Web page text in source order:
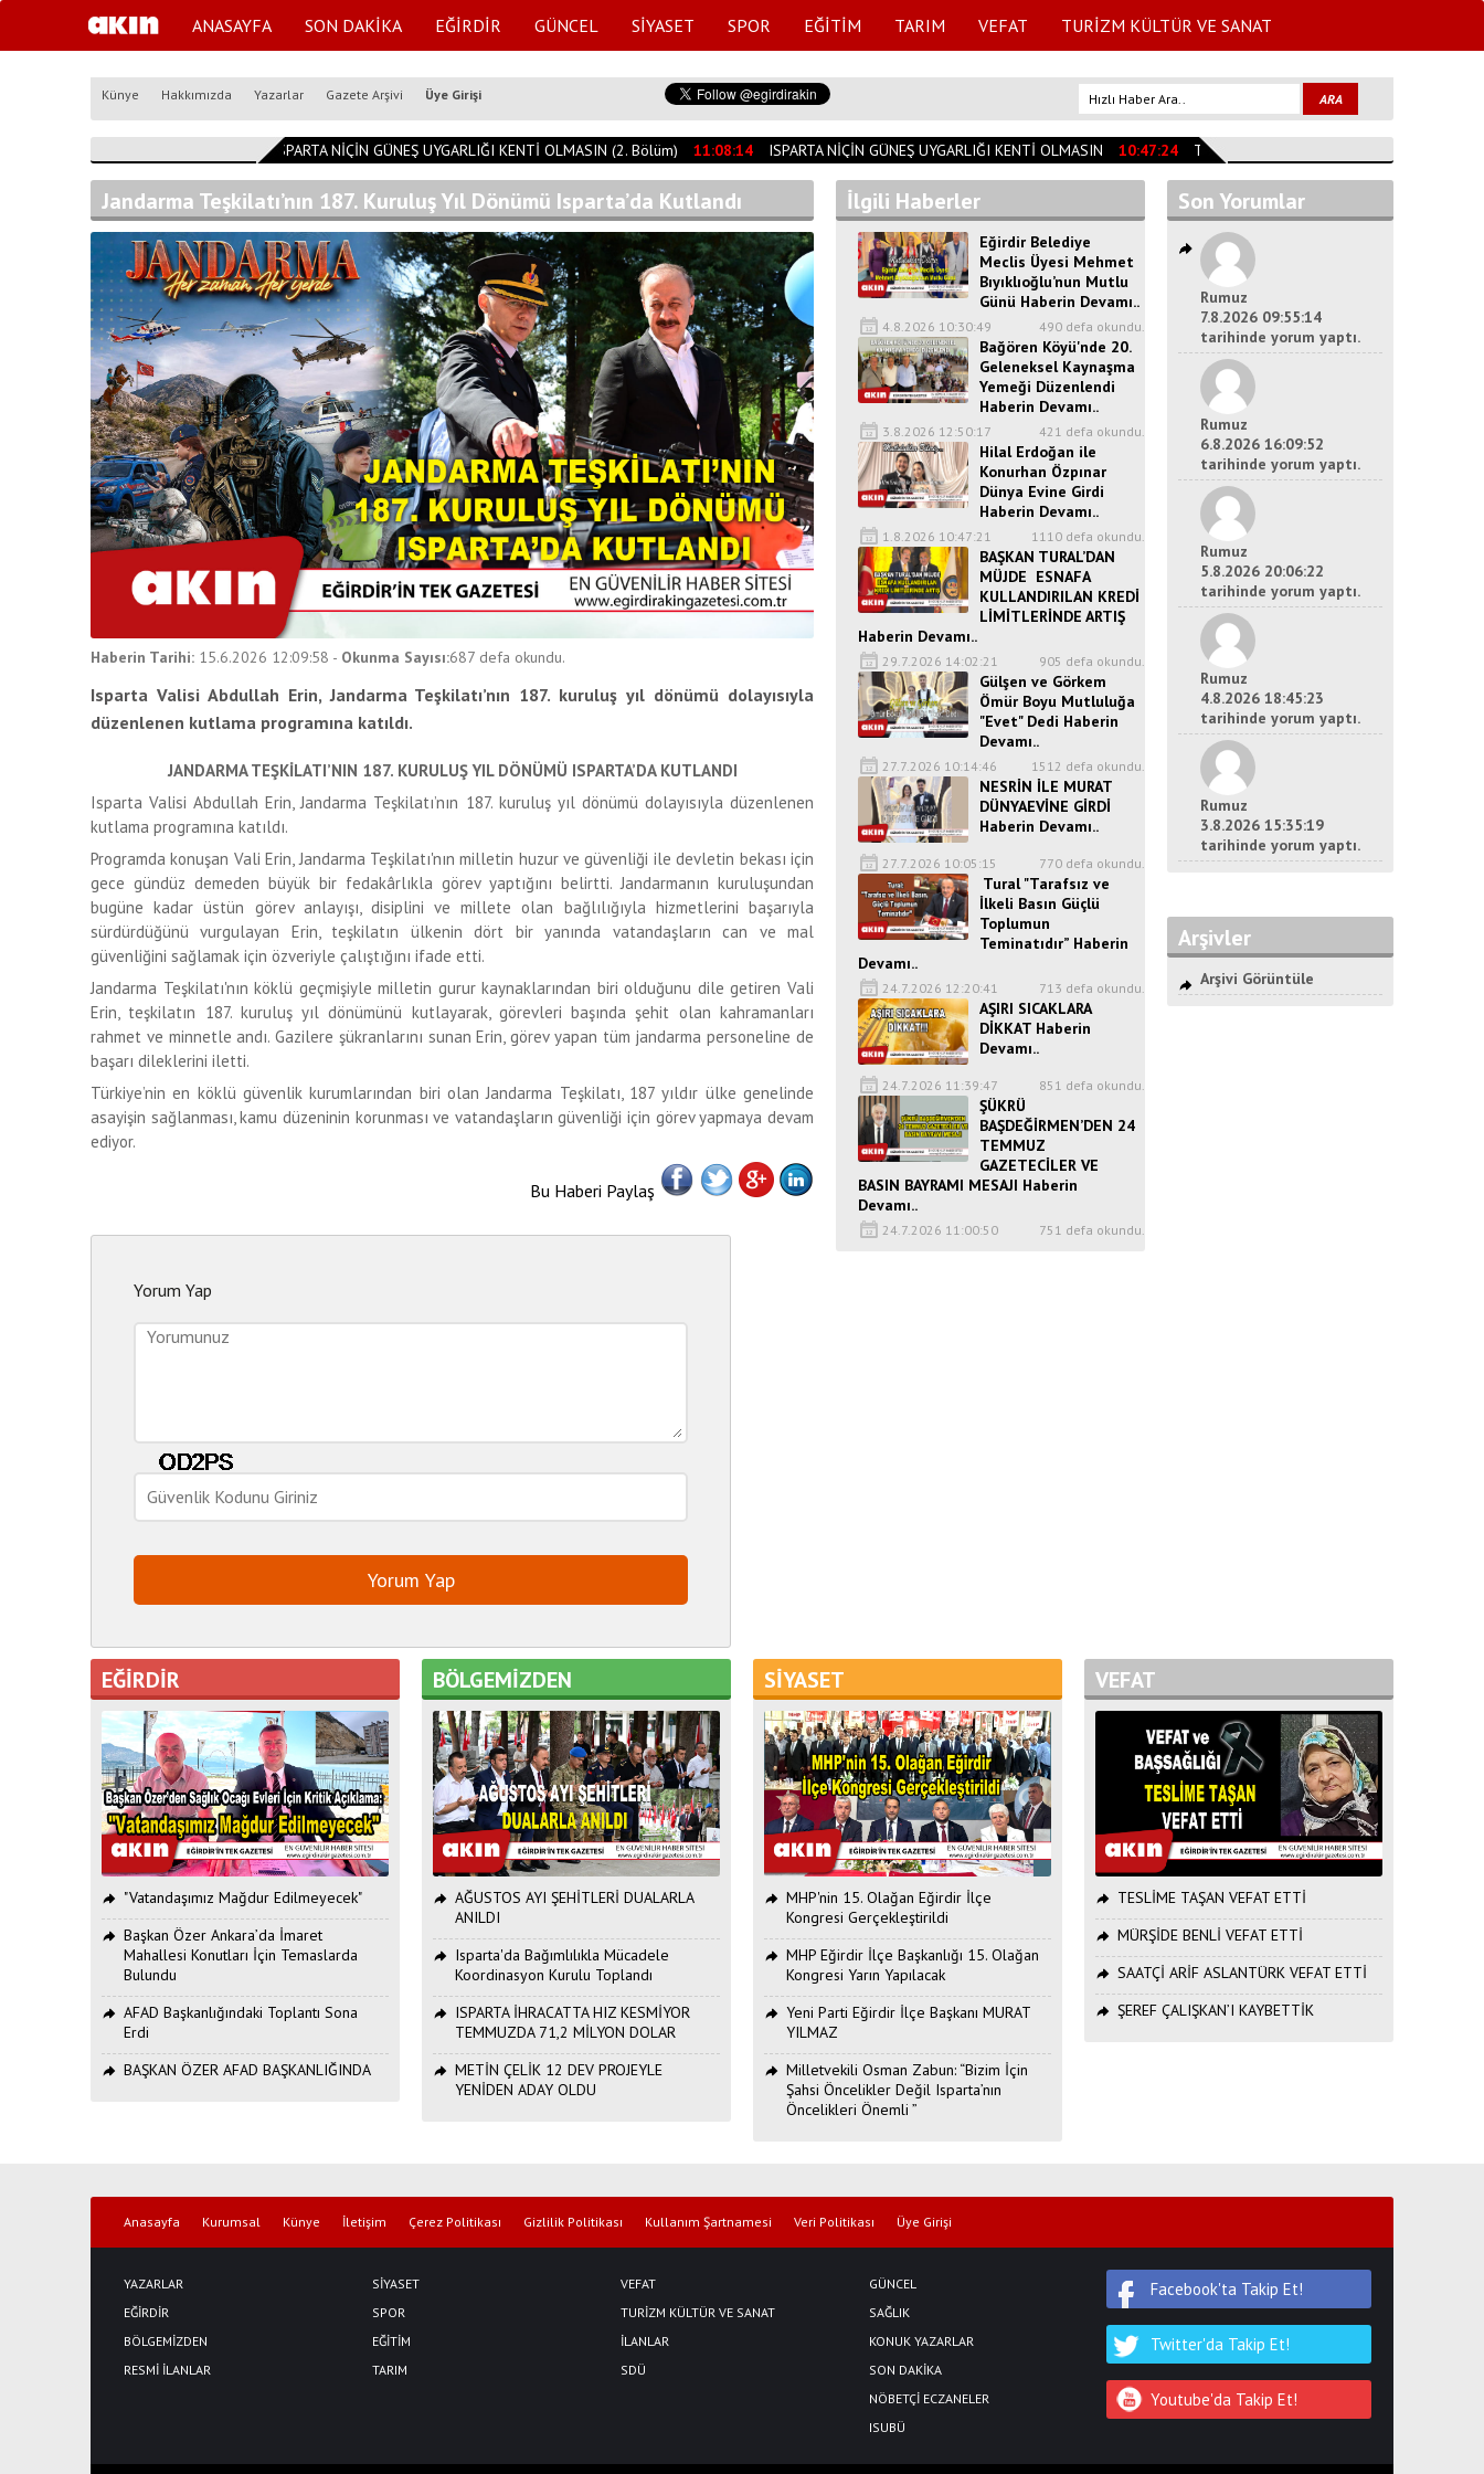
ANASAYFA SON DAKİKA EĞİRDİR GÜNCEL SİYASET SPOR EĞİTİM TARIM VEFAT TURİZM KÜLTÜR VE SANAT
Künye Hakkımızda Yazarlar Gazete Arşivi Üye Girişi
ISPARTA NİÇİN GÜNEŞ UYGARLIĞI KENTİ OLMASIN (2. Bölüm) 11:08:14 ISPARTA NİÇİN GÜNEŞ UYGARLIĞI KENTİ OLMASIN 10:47:24 TESLİME TAŞAN VEFAT ETTİ
Jandarma Teşkilatı’nın 187. Kuruluş Yıl Dönümü Isparta’da Kutlandı
Haberin Tarihi: 15.6.2026 12:09:58 - Okunma Sayısı:687 defa okundu.
Isparta Valisi Abdullah Erin, Jandarma Teşkilatı’nın 187. kuruluş yıl dönümü dolayısıyla
düzenlenen kutlama programına katıldı.
JANDARMA TEŞKİLATI’NIN 187. KURULUŞ YIL DÖNÜMÜ ISPARTA’DA KUTLANDI
Isparta Valisi Abdullah Erin, Jandarma Teşkilatı’nın 187. kuruluş yıl dönümü dolayısıyla düzenlenen
kutlama programına katıldı.
Programda konuşan Vali Erin, Jandarma Teşkilatı'nın milletin huzur ve güvenliği ile devletin bekası için
gece gündüz demeden büyük bir fedakârlıkla görev yaptığını belirtti. Jandarmanın kuruluşundan
bugüne kadar üstün görev anlayışı, disiplini ve millete olan bağlılığıyla hizmetlerini başarıyla
sürdürdüğünü vurgulayan Erin, teşkilatın ülkenin dört bir yanında vatandaşların can ve mal
güvenliğini sağlamak için özveriyle çalıştığını ifade etti.
Jandarma Teşkilatı'nın köklü geçmişiyle milletin gurur kaynaklarından biri olduğunu dile getiren Vali
Erin, teşkilatın 187. kuruluş yıl dönümünü kutlayarak, görevleri başında şehit olan kahramanları
rahmet ve minnetle andı. Gazilere şükranlarını sunan Erin, görev yapan tüm jandarma personeline de
başarı dileklerini iletti.
Türkiye’nin en köklü güvenlik kurumlarından biri olan Jandarma Teşkilatı, 187 yıldır ülke genelinde
asayişin sağlanması, kamu düzeninin korunması ve vatandaşların güvenliği için görev yapmaya devam
ediyor.
Bu Haberi Paylaş
Yorum Yap
İlgili Haberler
Eğirdir Belediye
Meclis Üyesi Mehmet
Bıyıklıoğlu’nun Mutlu
Günü Haberin Devamı..
4.8.2026 10:30:49 490 defa okundu.
Bağören Köyü'nde 20.
Geleneksel Kaynaşma
Yemeği Düzenlendi
Haberin Devamı..
3.8.2026 12:50:17 421 defa okundu.
Hilal Erdoğan ile
Konurhan Özpınar
Dünya Evine Girdi
Haberin Devamı..
1.8.2026 10:47:21 1110 defa okundu.
BAŞKAN TURAL’DAN
MÜJDE ESNAFA
KULLANDIRILAN KREDİ
LİMİTLERİNDE ARTIŞ
Haberin Devamı..
29.7.2026 14:02:21 905 defa okundu.
Gülşen ve Görkem
Ömür Boyu Mutluluğa
"Evet" Dedi Haberin
Devamı..
27.7.2026 10:14:46 1512 defa okundu.
NESRİN İLE MURAT
DÜNYAEVİNE GİRDİ
Haberin Devamı..
27.7.2026 10:05:15 770 defa okundu.
Tural "Tarafsız ve
İlkeli Basın Güçlü
Toplumun
Teminatıdır” Haberin
Devamı..
24.7.2026 12:20:41 713 defa okundu.
AŞIRI SICAKLARA
DİKKAT Haberin
Devamı..
24.7.2026 11:39:47 851 defa okundu.
ŞÜKRÜ
BAŞDEĞİRMEN’DEN 24
TEMMUZ
GAZETECİLER VE
BASIN BAYRAMI MESAJI Haberin
Devamı..
24.7.2026 11:00:50 751 defa okundu.
Son Yorumlar
Rumuz
7.8.2026 09:55:14
tarihinde yorum yaptı.
Rumuz
6.8.2026 16:09:52
tarihinde yorum yaptı.
Rumuz
5.8.2026 20:06:22
tarihinde yorum yaptı.
Rumuz
4.8.2026 18:45:23
tarihinde yorum yaptı.
Rumuz
3.8.2026 15:35:19
tarihinde yorum yaptı.
Arşivler
Arşivi Görüntüle
EĞİRDİR
"Vatandaşımız Mağdur Edilmeyecek"
Başkan Özer Ankara’da İmaret
Mahallesi Konutları İçin Temaslarda
Bulundu
AFAD Başkanlığındaki Toplantı Sona
Erdi
BAŞKAN ÖZER AFAD BAŞKANLIĞINDA
BÖLGEMİZDEN
AĞUSTOS AYI ŞEHİTLERİ DUALARLA
ANILDI
Isparta'da Bağımlılıkla Mücadele
Koordinasyon Kurulu Toplandı
ISPARTA İHRACATTA HIZ KESMİYOR
TEMMUZDA 71,2 MİLYON DOLAR
METİN ÇELİK 12 DEV PROJEYLE
YENİDEN ADAY OLDU
SİYASET
MHP'nin 15. Olağan Eğirdir İlçe
Kongresi Gerçekleştirildi
MHP Eğirdir İlçe Başkanlığı 15. Olağan
Kongresi Yarın Yapılacak
Yeni Parti Eğirdir İlçe Başkanı MURAT
YILMAZ
Milletvekili Osman Zabun: “Bizim İçin
Şahsi Öncelikler Değil Isparta’nın
Öncelikleri Önemli ”
VEFAT
TESLİME TAŞAN VEFAT ETTİ
MÜRŞİDE BENLİ VEFAT ETTİ
SAATÇİ ARİF ASLANTÜRK VEFAT ETTİ
ŞEREF ÇALIŞKAN’I KAYBETTİK
Anasayfa Kurumsal Künye İletişim Çerez Politikası Gizlilik Politikası Kullanım Şartnamesi Veri Politikası Üye Girişi
YAZARLAR
EĞİRDİR
BÖLGEMİZDEN
RESMİ İLANLAR
SİYASET
SPOR
EĞİTİM
TARIM
VEFAT
TURİZM KÜLTÜR VE SANAT
İLANLAR
SDÜ
GÜNCEL
SAĞLIK
KONUK YAZARLAR
SON DAKİKA
NÖBETÇİ ECZANELER
ISUBÜ
Facebook'ta Takip Et!
Twitter'da Takip Et!
Youtube'da Takip Et!